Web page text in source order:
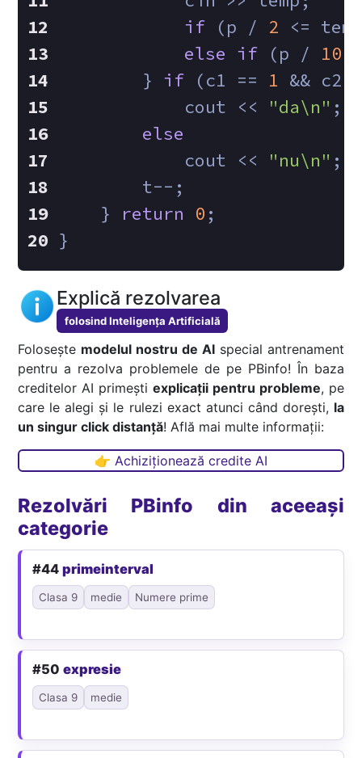
if (p / 2 <=
else if (p / 10
        }
if (c1 == 1 && c2
            cout <<
"da\n" ;
else
            cout <<
"nu\n" ;
        t--;
    }
return 0 ;
}
Explică rezolvarea
folosind Inteligența Artificială
Folosește modelul nostru de AIspecial antrenament
pentru a rezolva problemele de pe PBinfo! În baza
creditelor AI primești explicații pentru probleme, pe
care le alegi și le rulezi exact atunci când dorești, la
un singur click distanță! Află mai multe informații:
👉 Achiziționează credite AI
Rezolvări PBinfo din aceeași
categorie
#44primeinterval
Clasa 9 medie Numere prime
#50expresie
Clasa 9 medie